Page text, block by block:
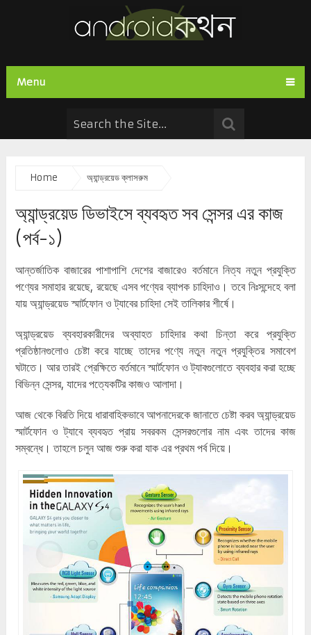
Menu
Home অ্যান্ড্রয়েড ক্লাসরুম
অ্যান্ড্রয়েড ডিভাইসে ব্যবহৃত সব সেন্সর এর কাজ
(পর্ব-১)
আন্তর্জাতিক বাজারের পাশাপাশি দেশের বাজারেও বর্তমানে নিত্য নতুন প্রযুক্তি
পণ্যের সমাহার রয়েছে, রয়েছে এসব পণ্যের ব্যাপক চাহিদাও। তবে নিঃসন্দেহে বলা
যায় অ্যান্ড্রয়েড স্মার্টফোন ও ট্যাবের চাহিদা সেই তালিকার শীর্ষে।
অ্যান্ড্রয়েড ব্যবহারকারীদের অব্যাহত চাহিদার কথা চিন্তা করে প্রযুক্তি
প্রতিষ্ঠানগুলোও চেষ্টা করে যাচ্ছে তাদের পণ্যে নতুন নতুন প্রযুক্তির সমাবেশ
ঘটাতে। আর তারই প্রেক্ষিতে বর্তমানে স্মার্টফোন ও ট্যাবগুলোতে ব্যবহার করা হচ্ছে
বিভিন্ন সেন্সর, যাদের পত্যেকটির কাজও আলাদা।
আজ থেকে বিরতি দিয়ে ধারাবাহিকভাবে আপনাদেরকে জানাতে চেষ্টা করব অ্যান্ড্রয়েড
স্মার্টফোন ও ট্যাবে ব্যবহৃত প্রায় সবরকম সেন্সরগুলোর নাম এবং তাদের কাজ
সম্বন্ধে। তাহলে চলুন আজ শুরু করা যাক এর প্রথম পর্ব দিয়ে।